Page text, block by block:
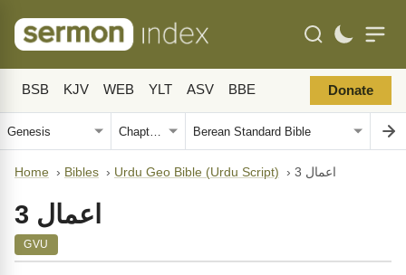
BSB KJV WEB YLT ASV BBE Donate
Home › Bibles › Urdu Geo Bible (Urdu Script) › اعمال 3
اعمال 3
GVU